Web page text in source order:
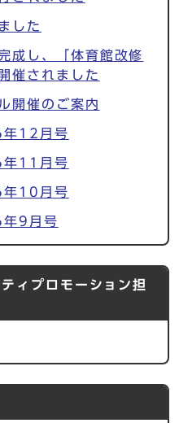
した
成し、「体育館改修
催されました
開催のご案内
12月号
11月号
10月号
9月号
ィプロモーション担